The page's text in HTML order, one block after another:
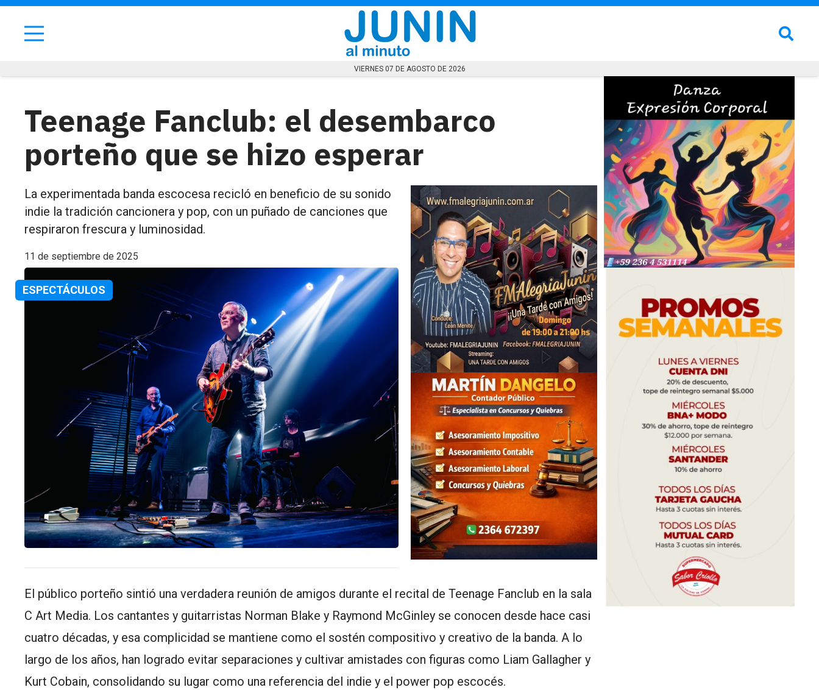
VIERNES 07 DE AGOSTO DE 2026
Teenage Fanclub: el desembarco
porteño que se hizo esperar
La experimentada banda escocesa recicló en beneficio de su sonido
indie la tradición cancionera y pop, con un puñado de canciones que
respiraron frescura y luminosidad.
11 de septiembre de 2025
ESPECTÁCULOS
El público porteño sintió una verdadera reunión de amigos durante el recital de Teenage Fanclub en la sala
C Art Media. Los cantantes y guitarristas Norman Blake y Raymond McGinley se conocen desde hace casi
cuatro décadas, y esa complicidad se mantiene como el sostén compositivo y creativo de la banda. A lo
largo de los años, han logrado evitar separaciones y cultivar amistades con figuras como Liam Gallagher y
Kurt Cobain, consolidando su lugar como una referencia del indie y el power pop escocés.